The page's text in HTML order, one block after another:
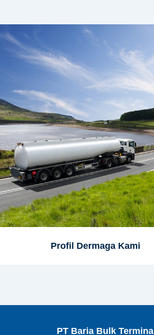
Profil Dermaga Kami
PT Baria Bulk Terminal